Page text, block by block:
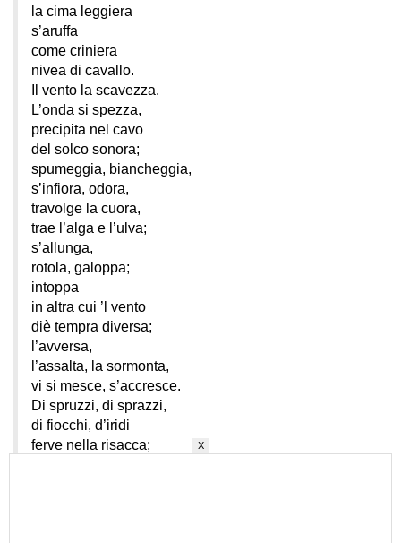
la cima leggiera
s’aruffa
come criniera
nivea di cavallo.
Il vento la scavezza.
L’onda si spezza,
precipita nel cavo
del solco sonora;
spumeggia, biancheggia,
s’infiora, odora,
travolge la cuora,
trae l’alga e l’ulva;
s’allunga,
rotola, galoppa;
intoppa
in altra cui ’l vento
diè tempra diversa;
l’avversa,
l’assalta, la sormonta,
vi si mesce, s’accresce.
Di spruzzi, di sprazzi,
di fiocchi, d’iridi
ferve nella risacca;
X